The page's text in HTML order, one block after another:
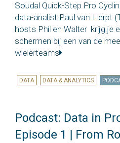
Soudal Quick-Step Pro
data-analist Paul van Herpt
hosts Phil en Walter krijg je
schermen bij een van de
wielerteams
DATA DATA & ANALYTICS
Podcast: Data in
Episode 1 | From